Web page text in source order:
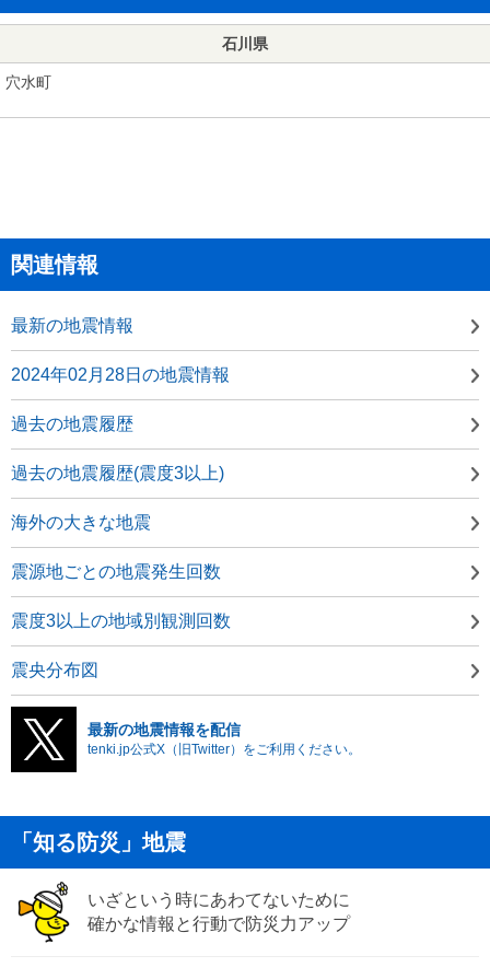
石川県
穴水町
関連情報
最新の地震情報
2024年02月28日の地震情報
過去の地震履歴
過去の地震履歴(震度3以上)
海外の大きな地震
震源地ごとの地震発生回数
震度3以上の地域別観測回数
震央分布図
最新の地震情報を配信
tenki.jp公式X（旧Twitter）をご利用ください。
「知る防災」地震
いざという時にあわてないために
確かな情報と行動で防災力アップ